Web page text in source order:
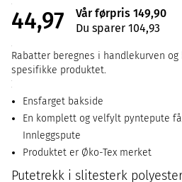
44,97
Vår førpris 149,90
Du sparer 104,93
Rabatter beregnes i handlekurven
spesifikke produktet.
Ensfarget bakside
En komplett og velfylt pyntepute
Innleggspute
Produktet er Øko-Tex merket
Putetrekk i slitesterk